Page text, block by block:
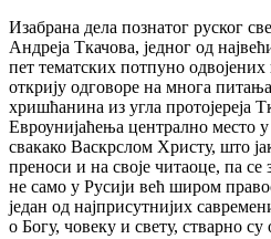
Изабрана дела познатог руског
Андреја Ткачова, једног од
пет тематских потпуно
открију одговоре на многа
хришћанина из угла протојереја
Евроунијаћења централно место
свакако Васкрслом Христу, што
преноси и на своје читаоце, па се
не само у Русији већ широм
један од најприсутнијих
о Богу, човеку и свету, стварно